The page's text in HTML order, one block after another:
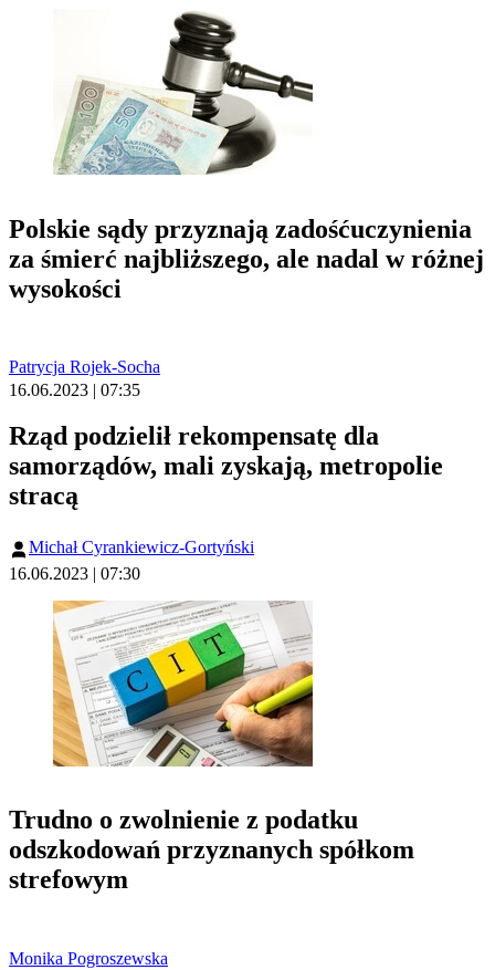
Polskie sądy przyznają zadośćuczynienia
za śmierć najbliższego, ale nadal w różnej
wysokości
Patrycja Rojek-Socha
16.06.2023 | 07:35
Rząd podzielił rekompensatę dla
samorządów, mali zyskają, metropolie
stracą
Michał Cyrankiewicz-Gortyński
16.06.2023 | 07:30
Trudno o zwolnienie z podatku
odszkodowań przyznanych spółkom
strefowym
Monika Pogroszewska